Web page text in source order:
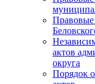
Правовые
актов
округа
Порядок